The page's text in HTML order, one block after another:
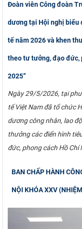
Đoàn viên Công đoàn
dương tại Hội nghị biểu
tế năm 2026 và khen
theo tư tưởng, đạo đức,
2025”
Ngày 29/5/2026, tại
tế Việt Nam đã tổ chức
dương công nhân, lao
thưởng các điển hình
đức, phong cách Hồ Chí
BAN CHẤP HÀNH
NỘI KHÓA XXV